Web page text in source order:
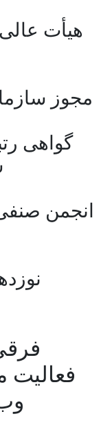
هیأت
مجوز
گواهی
انجمن
فعالیت